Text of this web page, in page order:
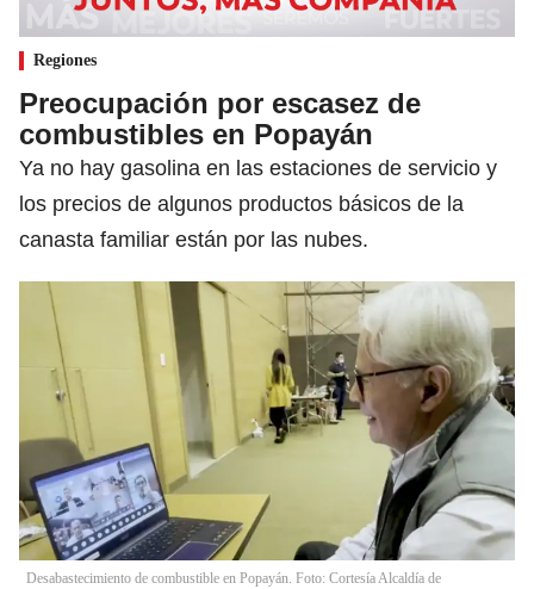
Regiones
Preocupación por escasez de
combustibles en Popayán
Ya no hay gasolina en las estaciones de servicio y
los precios de algunos productos básicos de la
canasta familiar están por las nubes.
Desabastecimiento de combustible en Popayán. Foto: Cortesía Alcaldía de